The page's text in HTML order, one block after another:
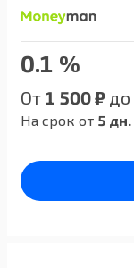
0.1 %
От 1 500 ₽ до
На срок от 5 дн.